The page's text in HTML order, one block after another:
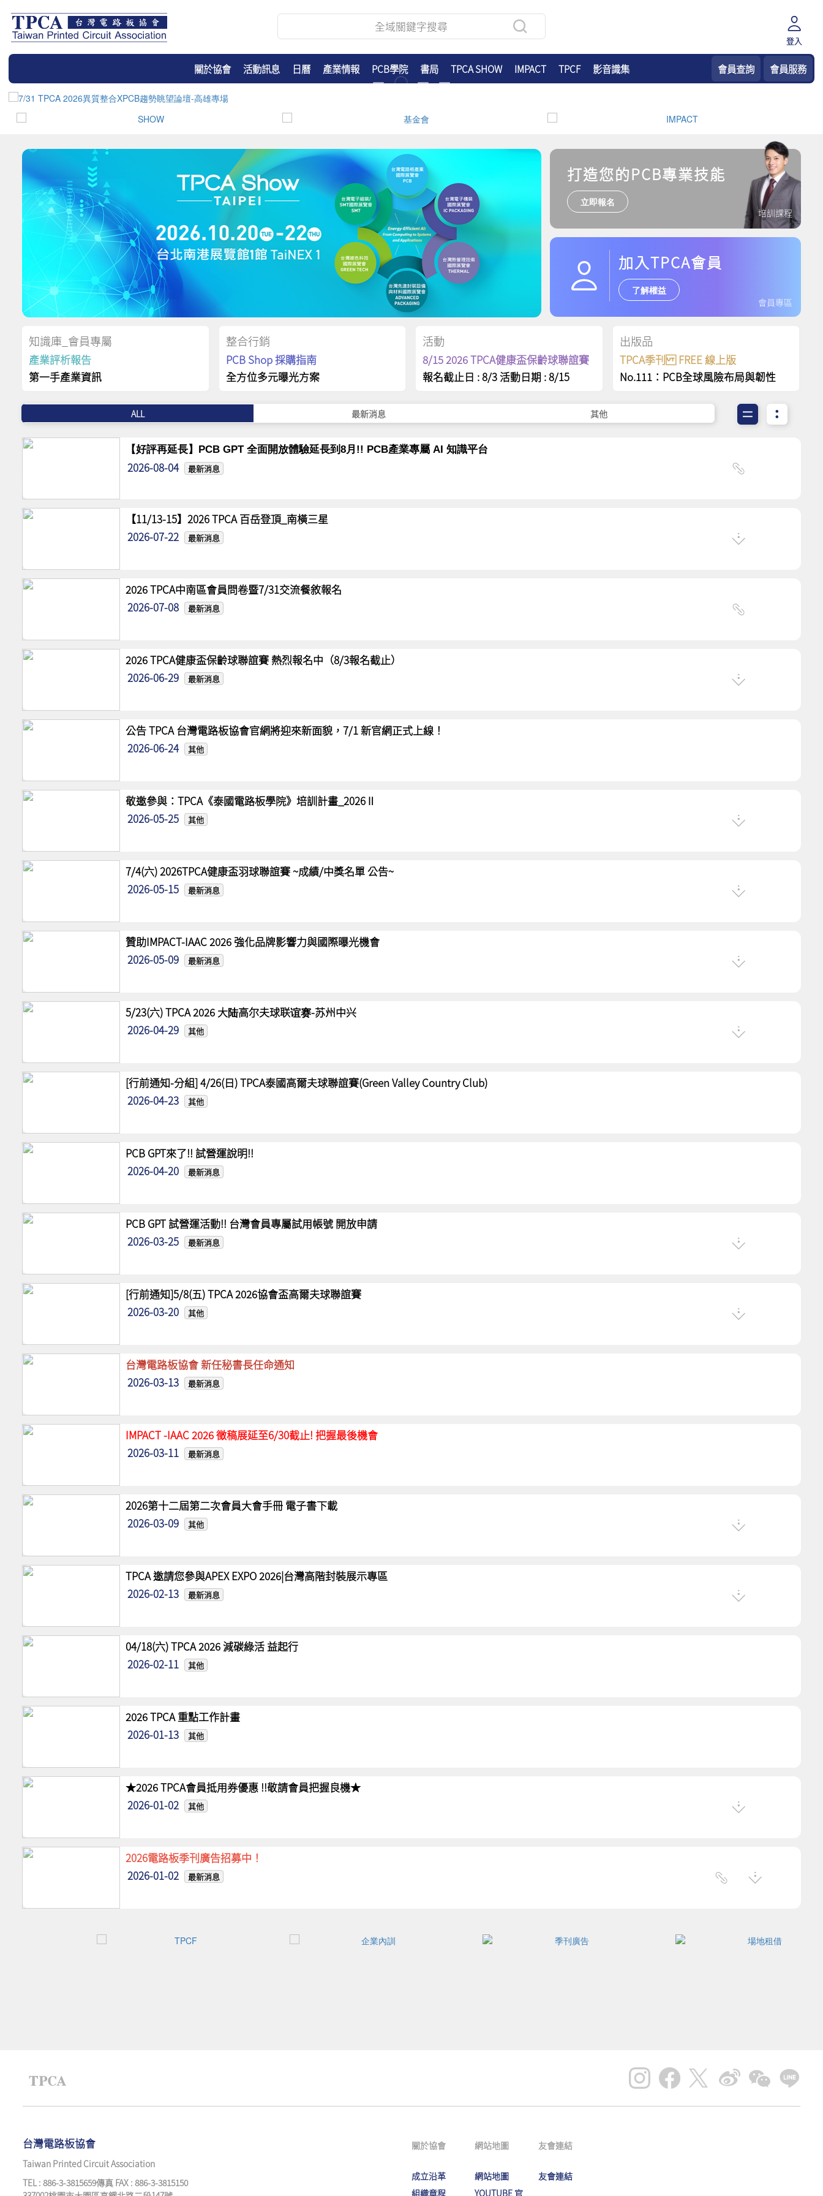
登入
關於協會 活動訊息 日曆 產業情報 PCB學院 書局 TPCA SHOW IMPACT TPCF 影音識集 會員查詢 會員服務
培訓課程
打造您的PCB專業技能
立即報名
加入TPCA會員
了解權益
會員專區
知識庫_會員專屬
產業評析報告
第一手產業資訊
整合行銷
PCB Shop 採購指南
全方位多元曝光方案
活動
8/15 2026 TPCA健康盃保齡球聯誼賽
報名截止日 : 8/3 活動日期 : 8/15
出版品
TPCA季刊 FREE 線上版
No.111：PCB全球風險布局與韌性
ALL 最新消息 其他
【好評再延長】PCB GPT 全面開放體驗延長到8月!! PCB產業專屬 AI 知識平台
2026-08-04 最新消息
【11/13-15】2026 TPCA 百岳登頂_南橫三星
2026-07-22
最新消息
2026 TPCA中南區會員問卷暨7/31交流餐敘報名
2026-07-08
最新消息
2026 TPCA健康盃保齡球聯誼賽 熱烈報名中（8/3報名截止）
2026-06-29
最新消息
公告 TPCA 台灣電路板協會官網將迎來新面貌，7/1 新官網正式上線！
2026-06-24
其他
敬邀參與：TPCA《泰國電路板學院》培訓計畫_2026Ⅱ
2026-05-25
其他
7/4(六) 2026TPCA健康盃羽球聯誼賽 ~成績/中獎名單 公告~
2026-05-15
最新消息
贊助IMPACT-IAAC 2026 強化品牌影響力與國際曝光機會
2026-05-09
最新消息
5/23(六) TPCA 2026 大陆高尔夫球联谊赛-苏州中兴
2026-04-29
其他
[行前通知-分組] 4/26(日) TPCA泰國高爾夫球聯誼賽(Green Valley Country Club)
2026-04-23
其他
PCB GPT來了!! 試營運說明!!
2026-04-20
最新消息
PCB GPT 試營運活動!! 台灣會員專屬試用帳號 開放申請
2026-03-25
最新消息
[行前通知]5/8(五) TPCA 2026協會盃高爾夫球聯誼賽
2026-03-20
其他
台灣電路板協會 新任秘書長任命通知
2026-03-13
最新消息
IMPACT -IAAC 2026 徵稿展延至6/30截止! 把握最後機會
2026-03-11
最新消息
2026第十二屆第二次會員大會手冊 電子書下載
2026-03-09
其他
TPCA 邀請您參與APEX EXPO 2026|台灣高階封裝展示專區
2026-02-13
最新消息
04/18(六) TPCA 2026 減碳綠活 益起行
2026-02-11
其他
2026 TPCA 重點工作計畫
2026-01-13
其他
★2026 TPCA會員抵用券優惠 !!敬請會員把握良機★
2026-01-02
其他
2026電路板季刊廣告招募中！
2026-01-02
最新消息
台灣電路板協會
Taiwan Printed Circuit Association
TEL : 886-3-3815659傳真 FAX : 886-3-3815150
關於協會
成立沿革
組織章程
網站地圖
網站地圖
YOUTUBE 官
友會連結
友會連結